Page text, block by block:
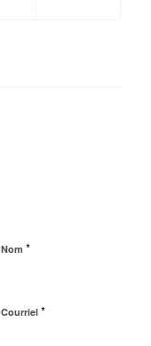
Nom *
Courriel *